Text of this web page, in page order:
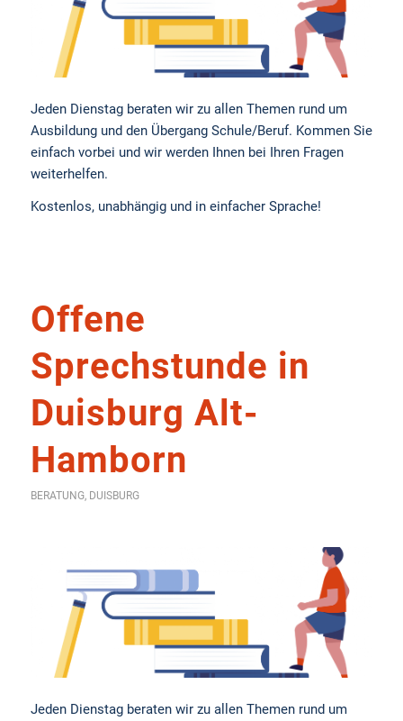
Jeden Dienstag beraten wir zu allen Themen rund um
Ausbildung und den Übergang Schule/Beruf. Kommen Sie
einfach vorbei und wir werden Ihnen bei Ihren Fragen
weiterhelfen.
Kostenlos, unabhängig und in einfacher Sprache!
Offene
Sprechstunde in
Duisburg Alt-
Hamborn
BERATUNG, DUISBURG
Jeden Dienstag beraten wir zu allen Themen rund um